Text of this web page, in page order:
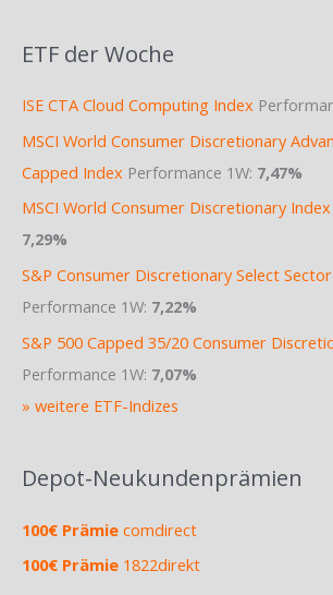
ETF der Woche
ISE CTA Cloud Computing Index
MSCI World Consumer Discretionary
Capped Index Performance 1W: 7,47%
MSCI World Consumer Discretionary Index
7,29%
S&P Consumer Discretionary Select
Performance 1W: 7,22%
S&P 500 Capped 35/20 Consumer
Performance 1W: 7,07%
» weitere ETF-Indizes
Depot-Neukundenprämien
100€ Prämie comdirect
100€ Prämie 1822direkt